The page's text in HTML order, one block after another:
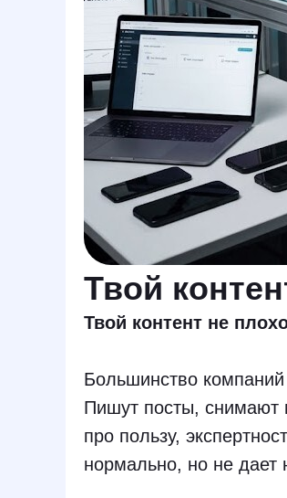
Твой
Твой контент не
Большинство
Пишут посты, снимают
про пользу,
нормально, но не дает